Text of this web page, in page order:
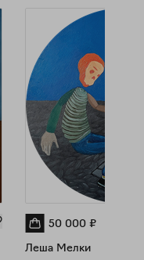
50 000 ₽
Леша Мелки